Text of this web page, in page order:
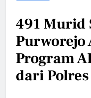
491 Murid
Purworejo
Program
dari